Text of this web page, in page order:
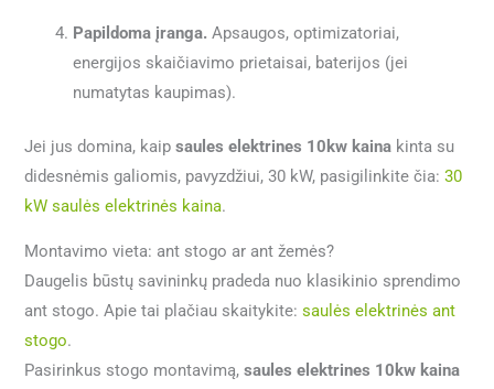
Papildoma įranga. Apsaugos, optimizatoriai,
energijos skaičiavimo prietaisai, baterijos (jei
numatytas kaupimas).
Jei jus domina, kaipsaules elektrines 10kw kaina kinta su
didesnėmis galiomis, pavyzdžiui, 30 kW, pasigilinkite čia:30
kW saulės elektrinės kaina.
Montavimo vieta: ant stogo ar ant žemės?
Daugelis būstų savininkų pradeda nuo klasikinio sprendimo
ant stogo. Apie tai plačiau skaitykite:saulės elektrinės ant
stogo.
Pasirinkus stogo montavimą,saules elektrines 10kw kaina